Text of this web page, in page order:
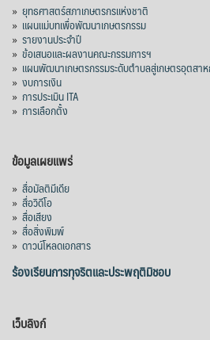
» ยุทธศาสตร์สภาเกษตรกรแห่งชาติ
» แผนแม่บทเพื่อพัฒนาเกษตรกรรม
» รายงานประจำปี
» ข้อเสนอและผลงานคณะกรรมการฯ
» แผนพัฒนาเกษตรกรรมระดับตำบลสู่เกษตรอุตสา
» งบการเงิน
» การประเมิน ITA
» การเลือกตั้ง
ข้อมูลเผยแพร่
» สื่อมัลติมีเดีย
» สื่อวิดีโอ
» สื่อเสียง
» สื่อสิ่งพิมพ์
» ดาวน์โหลดเอกสาร
ร้องเรียนการทุจริตและประพฤติมิชอบ
เว็บลิงก์